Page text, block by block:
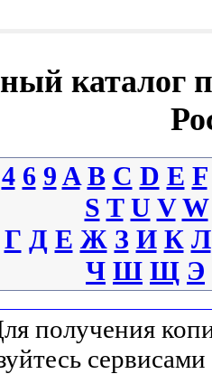
каталог
4 6 9 A B C D E F
S T U V W
Г Д Е Ж З И К Л
Ч Ш Щ Э
получения
сервисами